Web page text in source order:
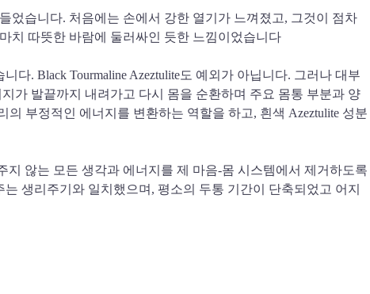
었습니다. 처음에는 손에서 강한 열기가 느껴졌고, 그것이 점차
치 따뜻한 바람에 둘러싸인 듯한 느낌이었습니다
. Black Tourmaline Azeztulite도 예외가 아닙니다. 그러나 대부
가 발끝까지 내려가고 다시 몸을 순환하며 주요 몸통 부분과 양
부정적인 에너지를 변환하는 역할을 하고, 흰색 Azeztulite 성분
않는 모든 생각과 에너지를 제 마음-몸 시스템에서 제거하도록
생리주기와 일치했으며, 평소의 두통 기간이 단축되었고 어지